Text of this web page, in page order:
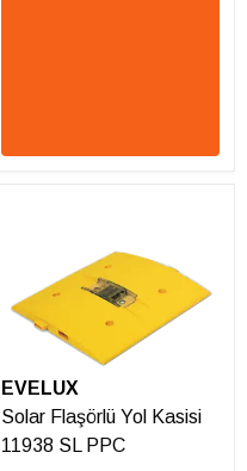
EVELUX
Solar Flaşörlü Yol Kasisi
11938 SL PPC